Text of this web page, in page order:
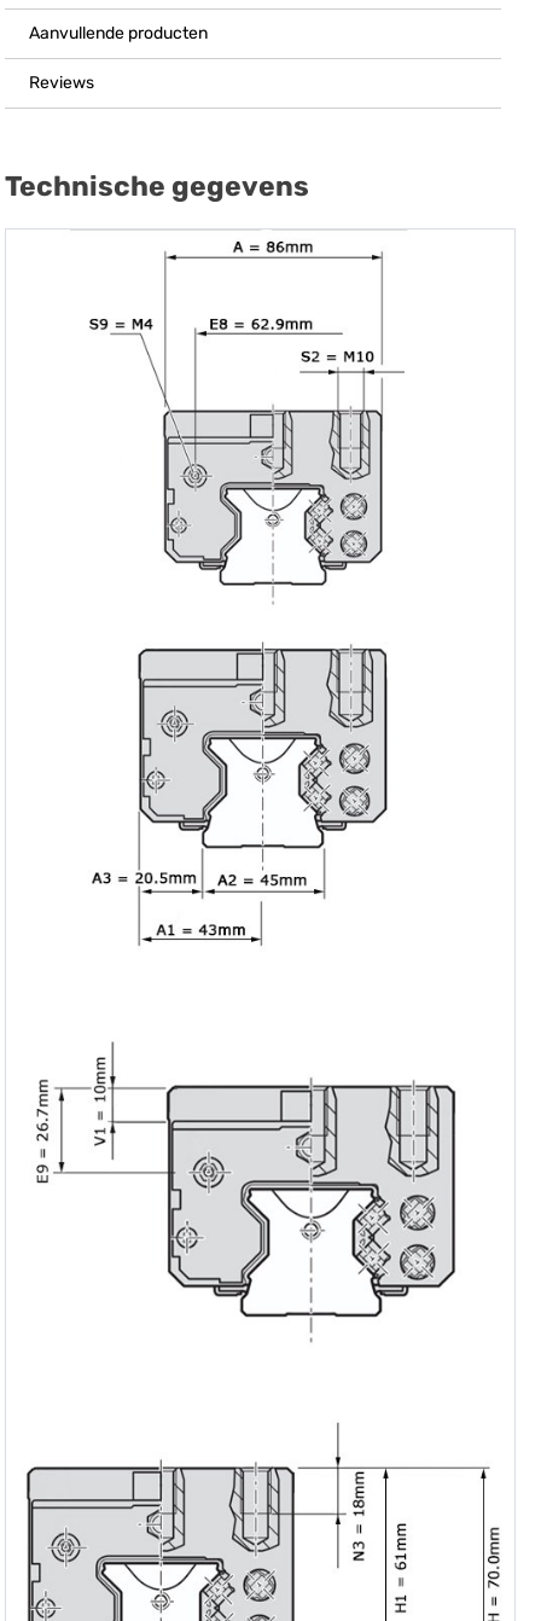
Aanvullende producten
Reviews
Technische gegevens